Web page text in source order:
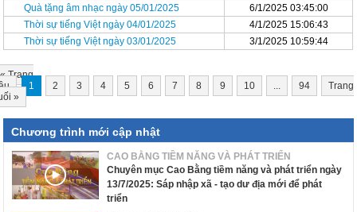
Quà tặng âm nhạc ngày 05/01/2025
6/1/2025 03:45:00
Thời sự tiếng Việt ngày 04/01/2025
4/1/2025 15:06:43
Thời sự tiếng Việt ngày 03/01/2025
3/1/2025 10:59:44
«Trang
1 2 3 4 5 6 7 8 9 10 ... 94
Trang
»
Chương trình mới cập nhật
CAO BẰNG TIỀM NĂNG VÀ PHÁT TRIỂN
Chuyên mục Cao Bằng tiềm năng và phát triển ngày
13/7/2025: Sáp nhập xã - tạo dư địa mới để phát
triển